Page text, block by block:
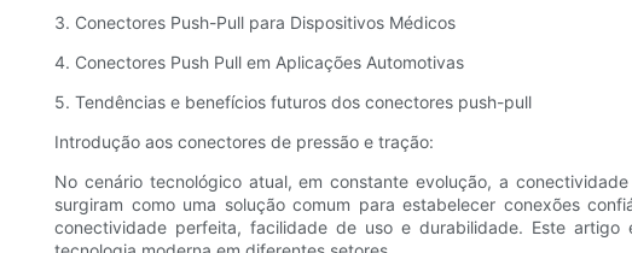
3. Conectores Push-Pull para Dispositivos Médicos
4. Conectores Push Pull em Aplicações Automotivas
5. Tendências e benefícios futuros dos conectores push-pull
Introdução aos conectores de pressão e tração:
No cenário tecnológico atual, em constante evolução, a
surgiram como uma solução comum para estabelecer conexões
conectividade perfeita, facilidade de uso e durabilidade. Este